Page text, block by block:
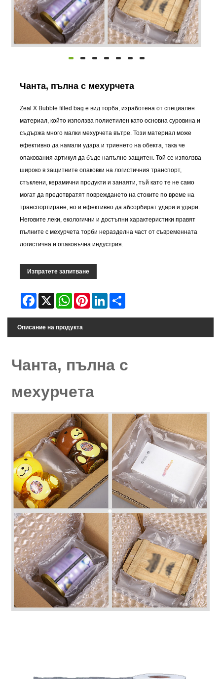
Чанта, пълна с мехурчета
Zeal X Bubble filled bag е вид торба, изработена от специален
материал, който използва полиетилен като основна суровина и
съдържа много малки мехурчета вътре. Този материал може
ефективно да намали удара и триенето на обекта, така че
опакования артикул да бъде напълно защитен. Той се използва
широко в защитните опаковки на логистичния транспорт,
стъклени, керамични продукти и занаяти, тъй като те не само
могат да предотвратят повреждането на стоките по време на
транспортиране, но и ефективно да абсорбират удари и удари.
Неговите леки, екологични и достъпни характеристики правят
пълните с мехурчета торби неразделна част от съвременната
логистична и опаковъчна индустрия.
Изпратете запитване
Facebook
X WhatsAppPinterestLinkedIn
Описание на продукта
Чанта, пълна с
мехурчета